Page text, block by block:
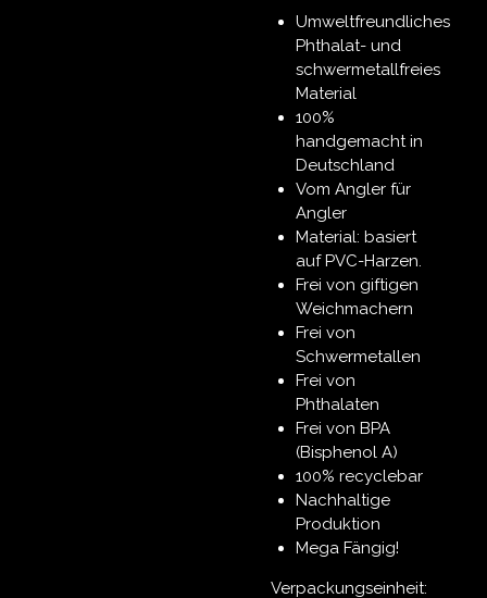
Umweltfreundliches
Phthalat- und
schwermetallfreies
Material
100%
handgemacht in
Deutschland
Vom Angler für
Angler
Material: basiert
auf PVC-Harzen.
Frei von giftigen
Weichmachern
Frei von
Schwermetallen
Frei von
Phthalaten
Frei von BPA
(Bisphenol A)
100% recyclebar
Nachhaltige
Produktion
Mega Fängig!
Verpackungseinheit: